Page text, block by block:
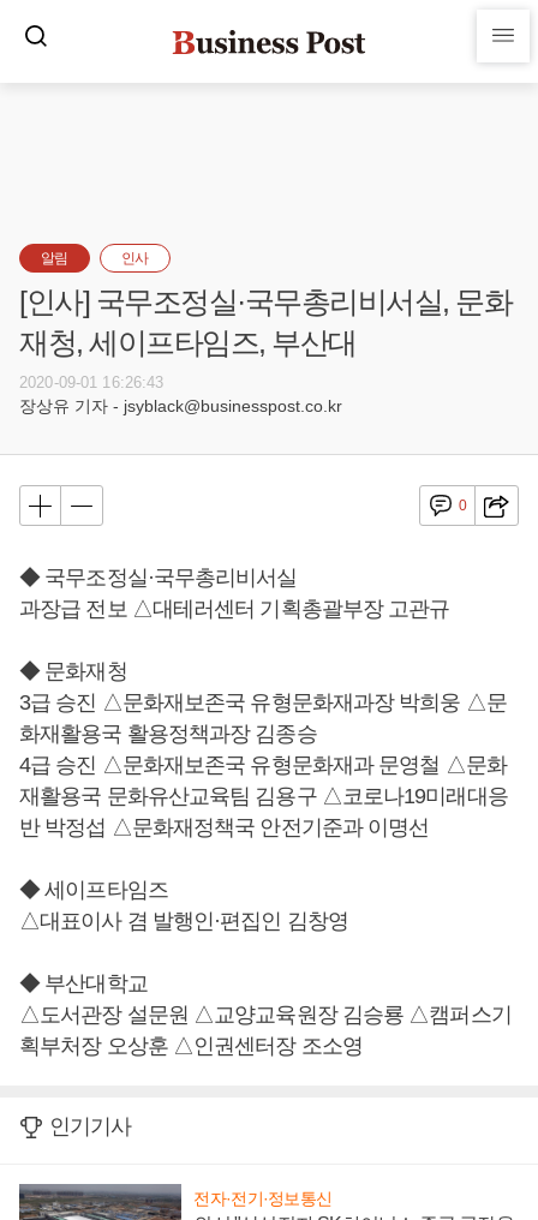
알림 인사
[인사] 국무조정실·국무총리비서실, 문화
재청, 세이프타임즈, 부산대
2020-09-01 16:26:43
장상유 기자 - jsyblack@businesspost.co.kr
0
◆ 국무조정실·국무총리비서실
과장급 전보 △대테러센터 기획총괄부장 고관규
◆ 문화재청
3급 승진 △문화재보존국 유형문화재과장 박희웅 △문
화재활용국 활용정책과장 김종승
4급 승진 △문화재보존국 유형문화재과 문영철 △문화
재활용국 문화유산교육팀 김용구 △코로나19미래대응
반 박정섭 △문화재정책국 안전기준과 이명선
◆ 세이프타임즈
△대표이사 겸 발행인·편집인 김창영
◆ 부산대학교
△도서관장 설문원 △교양교육원장 김승룡 △캠퍼스기
획부처장 오상훈 △인권센터장 조소영
인기기사
전자·전기·정보통신